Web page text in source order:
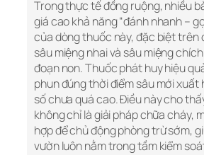
Trong thực tế đồng ruộng, nhiều
giá cao khả năng “đánh nhanh –
của dòng thuốc này, đặc biệt trên
sâu miệng nhai và sâu miệng
đoạn non. Thuốc phát huy hiệu
phun đúng thời điểm sâu mới xuất
số chưa quá cao. Điều này cho
không chỉ là giải pháp chữa cháy,
hợp để chủ động phòng trừ sớm,
vườn luôn nằm trong tầm kiểm